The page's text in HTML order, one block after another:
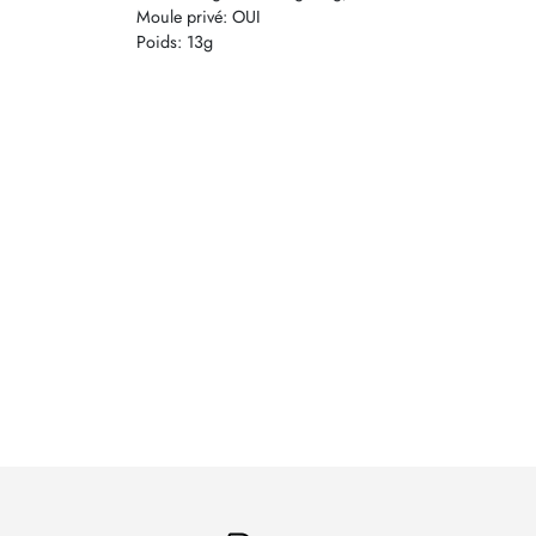
Moule privé: OUI
Poids: 13g